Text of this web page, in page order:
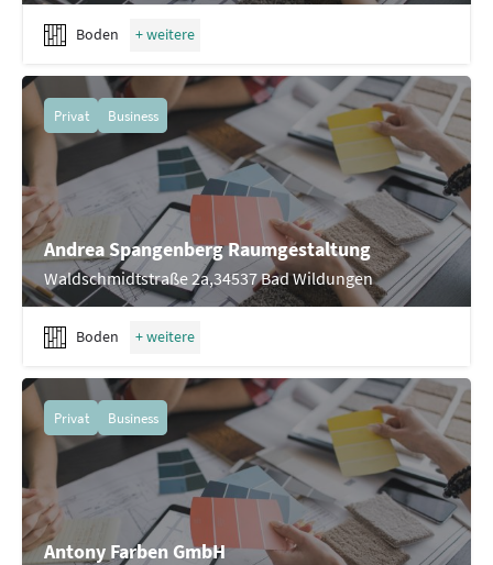
Boden
Andrea Spangenberg Raumgestaltung
Waldschmidtstraße 2a,34537 Bad Wildungen
Privat Business
Boden
Antony Farben GmbH
Privat Business